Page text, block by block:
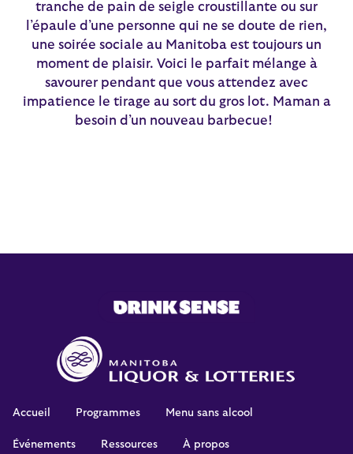
tranche de pain de seigle croustillante ou sur
l’épaule d’une personne qui ne se doute de rien,
une soirée sociale au Manitoba est toujours un
moment de plaisir. Voici le parfait mélange à
savourer pendant que vous attendez avec
impatience le tirage au sort du gros lot. Maman a
besoin d’un nouveau barbecue!
Accueil Programmes Menu sans alcool
Événements Ressources À propos